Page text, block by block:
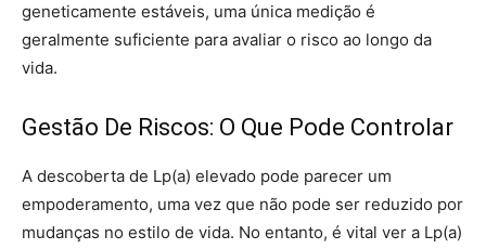
geneticamente estáveis, uma única medição é
geralmente suficiente para avaliar o risco ao longo da
vida.
Gestão De Riscos: O Que Pode Controlar
A descoberta de Lp(a) elevado pode parecer um
empoderamento, uma vez que não pode ser reduzido por
mudanças no estilo de vida. No entanto, é vital ver a Lp(a)